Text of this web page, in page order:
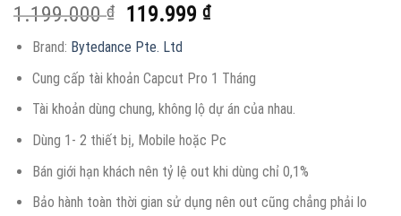
dựa trên
1.199.000₫
Giá
gốc
là:
1.199.000 ₫.
119.999₫Giá
là:
119.999 ₫.
Brand: Bytedance Pte. Ltd
Cung cấp tài khoản Capcut Pro 1 Tháng
Tài khoản dùng chung, không lộ dự án của nhau.
Dùng 1- 2 thiết bị, Mobile hoặc Pc
Bán giới hạn khách nên tỷ lệ out khi dùng chỉ 0,1%
Bảo hành toàn thời gian sử dụng nên out cũng chẳng phải lo